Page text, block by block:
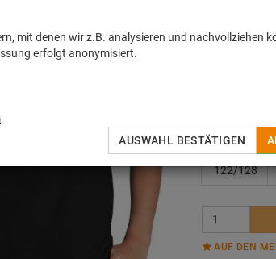
16,30
122/128
AUF DEN
mit denen wir z.B. analysieren und nachvollziehen
erfolgt anonymisiert.
AUSWAHL BESTÄTIGEN